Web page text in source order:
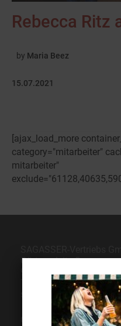
Rebecca Ritz
by Maria Beez
15.07.2021
[ajax_load_more
category="mitarbeiter"
mitarbeiter"
Gärtnersleite 5
96450 Coburg
Telefon09561 6490-0
servus@sagasser.de
Gastro / Großhandel